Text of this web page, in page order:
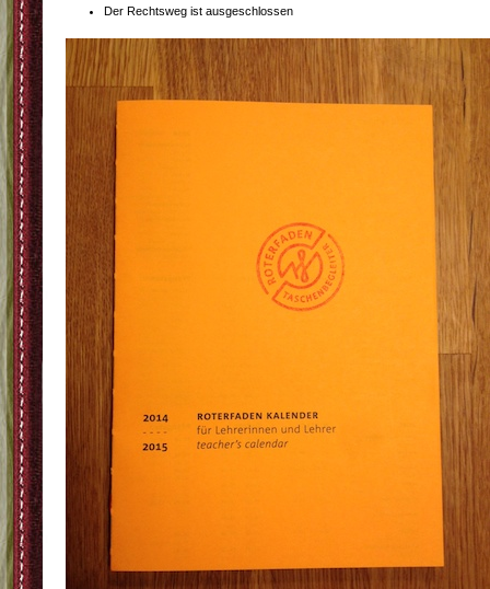
Der Rechtsweg ist ausgeschlossen